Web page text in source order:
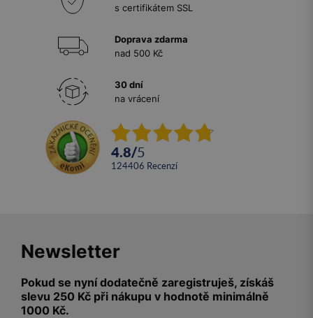
s certifikátem SSL
Doprava zdarma
nad 500 Kč
30 dní
na vrácení
4.8/5
124406 recenzí
Newsletter
Pokud se nyní dodatečně zaregistruješ, získáš
slevu 250 Kč při nákupu v hodnotě minimálně
1000 Kč.